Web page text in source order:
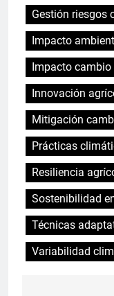
Gestión riesgos
Impacto
Impacto
Innovación
Mitigación
Prácticas
Resiliencia
Sostenibilidad
Técnicas
Variabilidad